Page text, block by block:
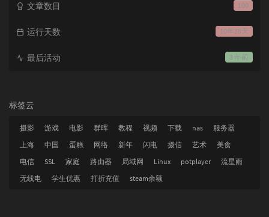
100
文章数目
10年35天
运行天数
3 年前
最后活动
标签云
摄影 游戏 电影 群晖 教程 视频 下载 nas
服务器
上海
中国 蛋糕 网络 新年 闪电 摄信 艺术
美食
电信
SSL 家庭 路由器 局域网 Linux potplayer
流星雨
无线电
学生优惠 打折充值 steam余额